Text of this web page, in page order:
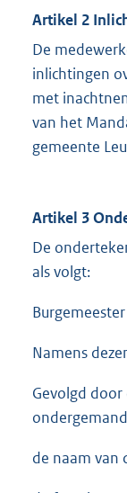
Artikel 2
De
inlichtingen
met
van het
gemeente
Artikel 3
De
als volgt:
Namens
Gevolgd
de naam van